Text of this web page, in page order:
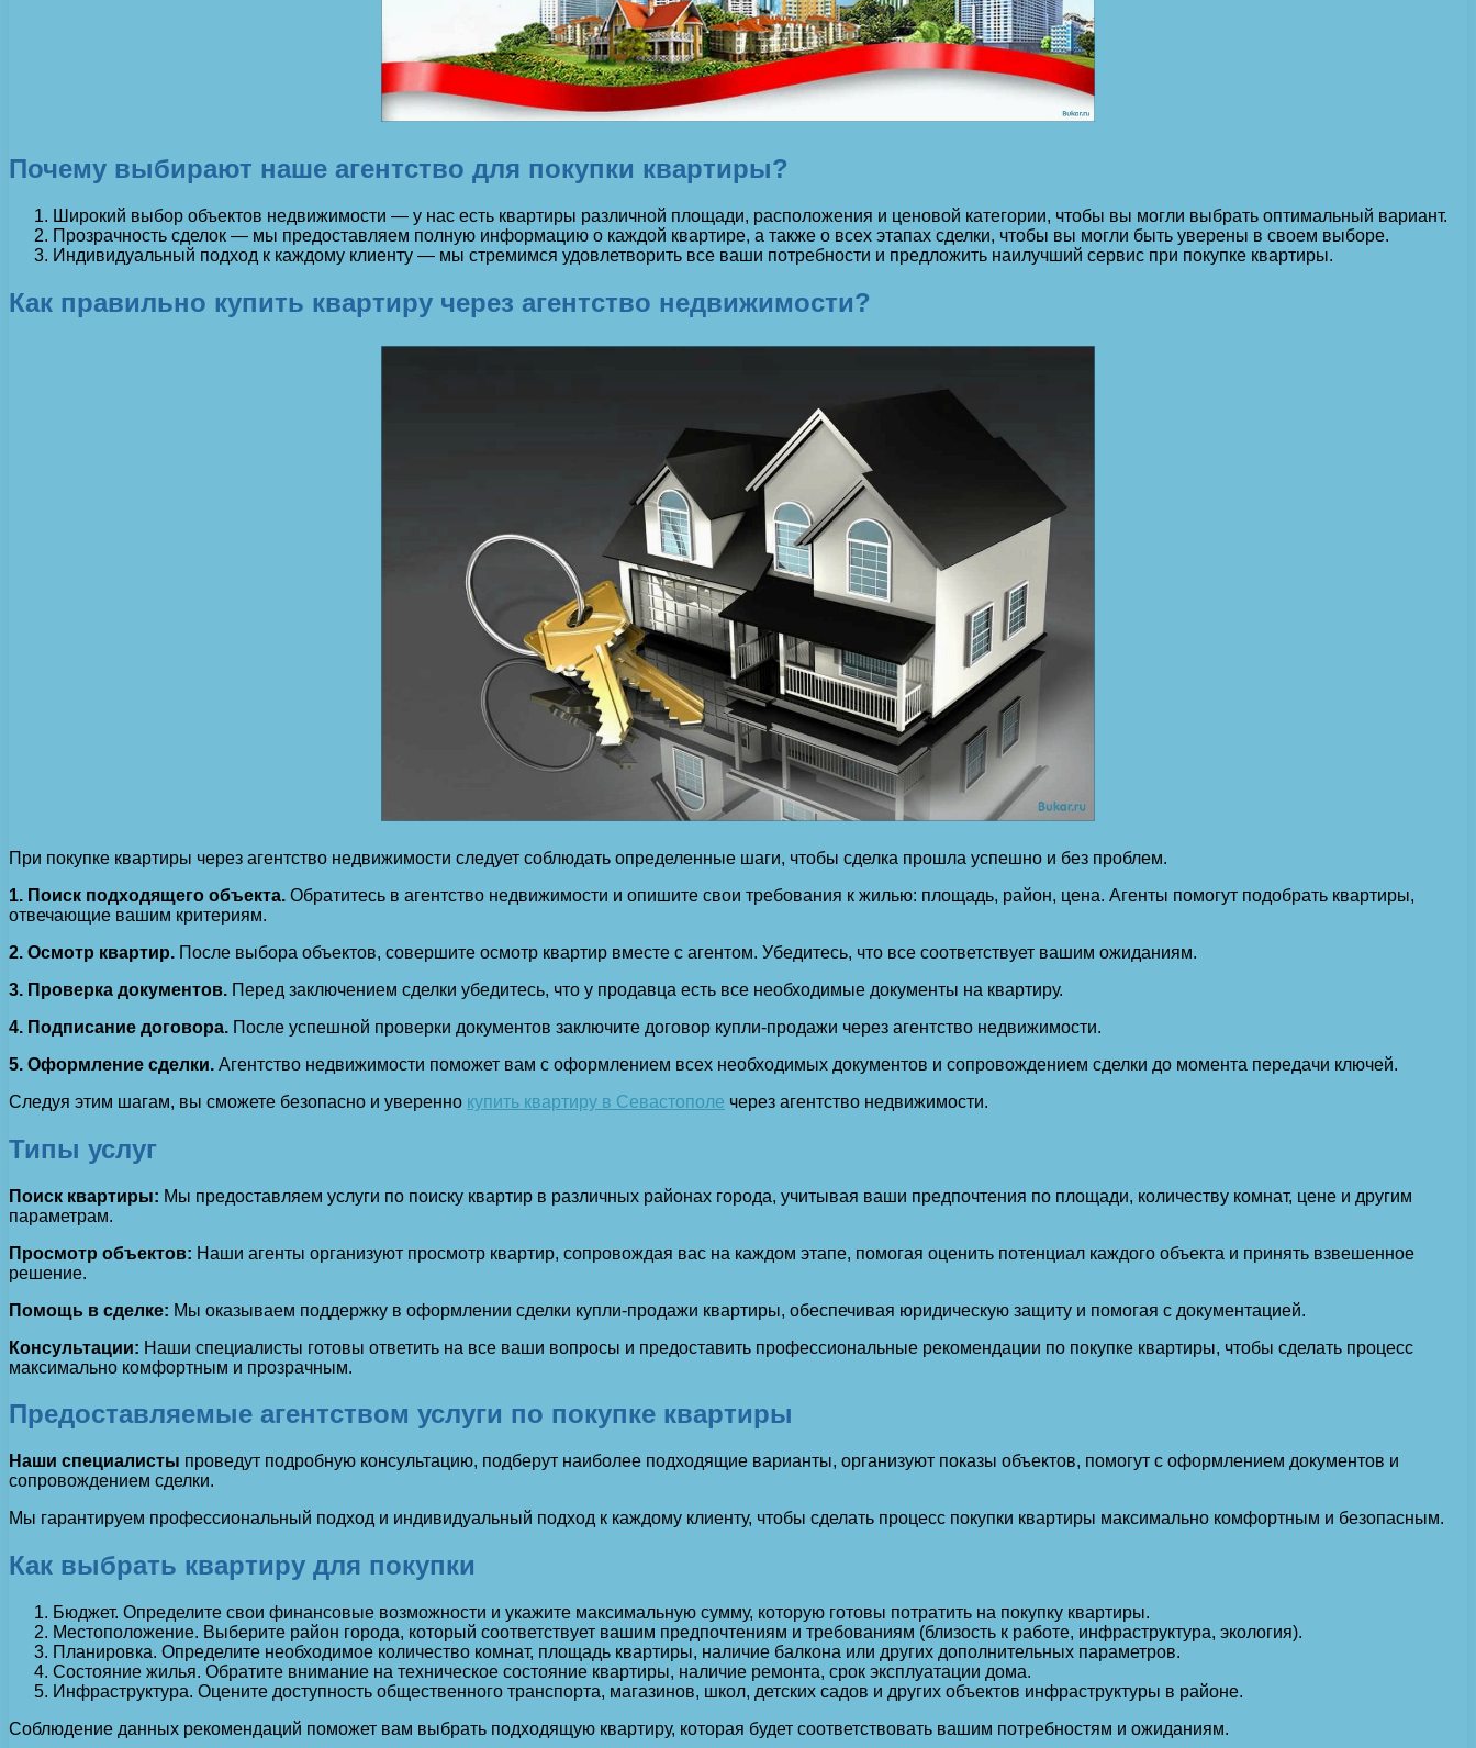
Почему выбирают наше агентство для покупки квартиры?
Широкий выбор объектов недвижимости — у нас есть квартиры различной площади, расположения и ценовой категории, чтобы вы могли выбрать оптимальный вариант.
Прозрачность сделок — мы предоставляем полную информацию о каждой квартире, а также о всех этапах сделки, чтобы вы могли быть уверены в своем выборе.
Индивидуальный подход к каждому клиенту — мы стремимся удовлетворить все ваши потребности и предложить наилучший сервис при покупке квартиры.
Как правильно купить квартиру через агентство недвижимости?
При покупке квартиры через агентство недвижимости следует соблюдать определенные шаги, чтобы сделка прошла успешно и без проблем.
1. Поиск подходящего объекта. Обратитесь в агентство недвижимости и опишите свои требования к жилью: площадь, район, цена. Агенты помогут подобрать квартиры,
отвечающие вашим критериям.
2. Осмотр квартир. После выбора объектов, совершите осмотр квартир вместе с агентом. Убедитесь, что все соответствует вашим ожиданиям.
3. Проверка документов. Перед заключением сделки убедитесь, что у продавца есть все необходимые документы на квартиру.
4. Подписание договора. После успешной проверки документов заключите договор купли-продажи через агентство недвижимости.
5. Оформление сделки. Агентство недвижимости поможет вам с оформлением всех необходимых документов и сопровождением сделки до момента передачи ключей.
Следуя этим шагам, вы сможете безопасно и уверенно купить квартиру в Севастополе через агентство недвижимости.
Типы услуг
Поиск квартиры: Мы предоставляем услуги по поиску квартир в различных районах города, учитывая ваши предпочтения по площади, количеству комнат, цене и другим
параметрам.
Просмотр объектов: Наши агенты организуют просмотр квартир, сопровождая вас на каждом этапе, помогая оценить потенциал каждого объекта и принять взвешенное
решение.
Помощь в сделке: Мы оказываем поддержку в оформлении сделки купли-продажи квартиры, обеспечивая юридическую защиту и помогая с документацией.
Консультации: Наши специалисты готовы ответить на все ваши вопросы и предоставить профессиональные рекомендации по покупке квартиры, чтобы сделать процесс
максимально комфортным и прозрачным.
Предоставляемые агентством услуги по покупке квартиры
Наши специалисты проведут подробную консультацию, подберут наиболее подходящие варианты, организуют показы объектов, помогут с оформлением документов и
сопровождением сделки.
Мы гарантируем профессиональный подход и индивидуальный подход к каждому клиенту, чтобы сделать процесс покупки квартиры максимально комфортным и безопасным.
Как выбрать квартиру для покупки
Бюджет. Определите свои финансовые возможности и укажите максимальную сумму, которую готовы потратить на покупку квартиры.
Местоположение. Выберите район города, который соответствует вашим предпочтениям и требованиям (близость к работе, инфраструктура, экология).
Планировка. Определите необходимое количество комнат, площадь квартиры, наличие балкона или других дополнительных параметров.
Состояние жилья. Обратите внимание на техническое состояние квартиры, наличие ремонта, срок эксплуатации дома.
Инфраструктура. Оцените доступность общественного транспорта, магазинов, школ, детских садов и других объектов инфраструктуры в районе.
Соблюдение данных рекомендаций поможет вам выбрать подходящую квартиру, которая будет соответствовать вашим потребностям и ожиданиям.